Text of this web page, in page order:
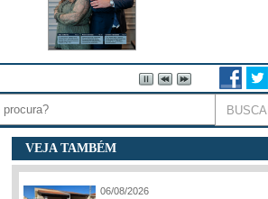
VEJA TAMBÉM
06/08/2026